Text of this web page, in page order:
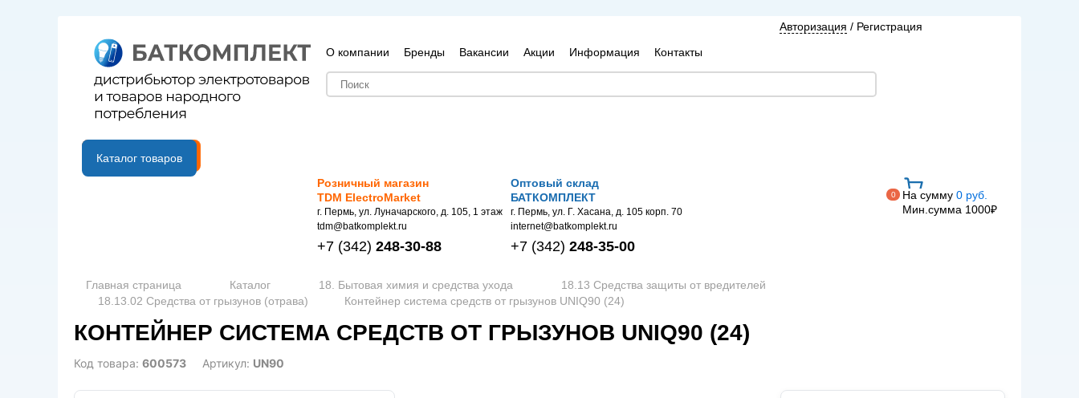
О компании Бренды Вакансии Акции Информация Контакты
Авторизация / Регистрация
B2B портал
Каталог товаров
Розничный магазин
TDM ElectroMarket
г. Пермь, ул. Луначарского, д. 105, 1 этаж
tdm@batkomplekt.ru
+7 (342) 248-30-88
Оптовый склад
БАТКОМПЛЕКТ
г. Пермь, ул. Г. Хасана, д. 105 корп. 70
internet@batkomplekt.ru
+7 (342) 248-35-00
0 На сумму 0 руб.
Мин.сумма 1000₽
Главная страница Каталог 18. Бытовая химия и средства ухода
18.13 Средства защиты от вредителей
18.13.02 Средства от грызунов (отрава)
Контейнер система средств от грызунов UNIQ90 (24)
КОНТЕЙНЕР СИСТЕМА СРЕДСТВ ОТ ГРЫЗУНОВ UNIQ90 (24)
Код товара: 600573 Артикул: UN90